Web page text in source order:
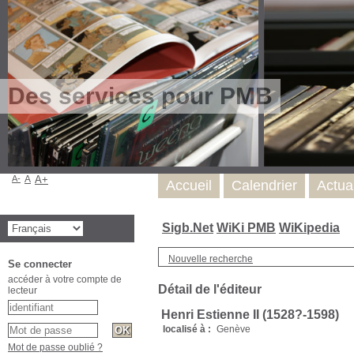
Des services pour PMB
Sigb.Net WiKi PMB WiKipedia
Nouvelle recherche
Détail de l'éditeur
Henri Estienne II (1528?-1598)
localisé à : Genève
Accueil Calendrier
A- A A+
Se connecter
accéder à votre compte de
lecteur
Mot de passe oublié ?